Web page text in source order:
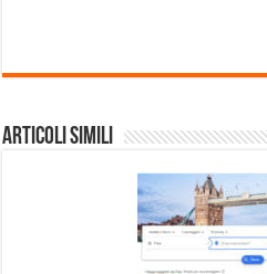
Articoli Simili